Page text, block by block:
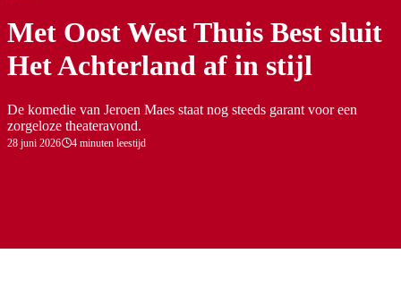
Met Oost West Thuis Best sluit
Het Achterland af in stijl
De komedie van Jeroen Maes staat nog steeds garant voor een
zorgeloze theateravond.
28 juni 2026 4 minuten leestijd